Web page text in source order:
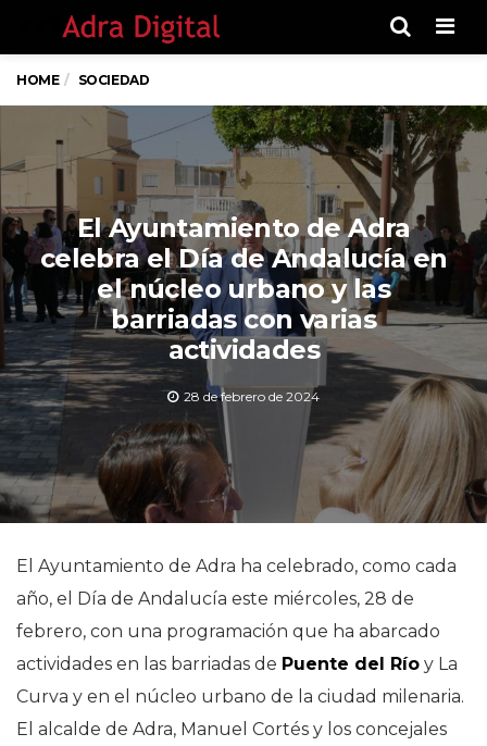
HOME SOCIEDAD
El Ayuntamiento de Adra
celebra el Día de Andalucía en
el núcleo urbano y las
barriadas con varias
actividades
28 de febrero de 2024
El Ayuntamiento de Adra ha celebrado, como cada
año, el Día de Andalucía este miércoles, 28 de
febrero, con una programación que ha abarcado
actividades en las barriadas de Puente del Río y La
Curva y en el núcleo urbano de la ciudad milenaria.
El alcalde de Adra, Manuel Cortés y los concejales